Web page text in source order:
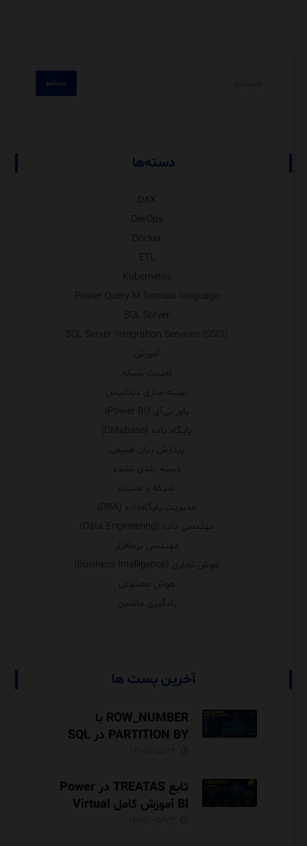
دسته‌ها
DAX
DevOps
Docker
ETL
Kubernetes
Power Query M formula language
SQL Server
SQL Server Integration Services (SSIS)
آموزش
امنیت شبکه
بهینه سازی دیتابیس
پاور بی‌آی (Power BI)
پایگاه داده (Database)
پردازش زبان طبیعی
دسته بندی نشده
شبکه و امنیت
مدیریت پایگاه‌داده (DBA)
مهندسی داده (Data Engineering)
مهندسی نرم‌افزار
هوش تجاری (Business Intelligence)
هوش مصنوعی
یادگیری ماشین
آخرین پست ها
ROW_NUMBER با
PARTITION BY در SQL
تابع TREATAS در Power
BI آموزش کامل Virtual